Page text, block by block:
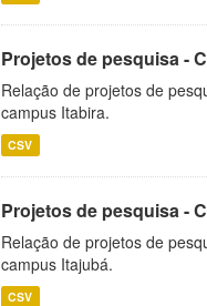
Projetos de pesquisa -
Relação de projetos de
campus Itabira.
CSV
Projetos de pesquisa -
Relação de projetos de
campus Itajubá.
CSV